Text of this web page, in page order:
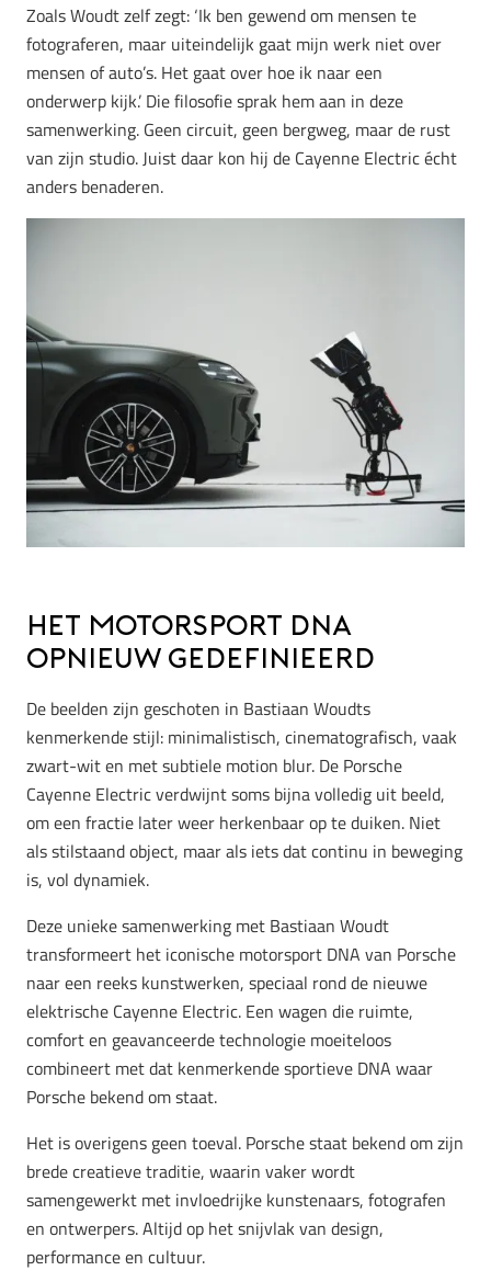
Zoals Woudt zelf zegt: ‘Ik ben gewend om mensen te
fotograferen, maar uiteindelijk gaat mijn werk niet over
mensen of auto’s. Het gaat over hoe ik naar een
onderwerp kijk.’ Die filosofie sprak hem aan in deze
samenwerking. Geen circuit, geen bergweg, maar de rust
van zijn studio. Juist daar kon hij de Cayenne Electric écht
anders benaderen.
Het Motorsport DNA
opnieuw gedefinieerd
De beelden zijn geschoten in Bastiaan Woudts
kenmerkende stijl: minimalistisch, cinematografisch, vaak
zwart-wit en met subtiele motion blur. De Porsche
Cayenne Electric verdwijnt soms bijna volledig uit beeld,
om een fractie later weer herkenbaar op te duiken. Niet
als stilstaand object, maar als iets dat continu in beweging
is, vol dynamiek.
Deze unieke samenwerking met Bastiaan Woudt
transformeert het iconische motorsport DNA van Porsche
naar een reeks kunstwerken, speciaal rond de nieuwe
elektrische Cayenne Electric. Een wagen die ruimte,
comfort en geavanceerde technologie moeiteloos
combineert met dat kenmerkende sportieve DNA waar
Porsche bekend om staat.
Het is overigens geen toeval. Porsche staat bekend om zijn
brede creatieve traditie, waarin vaker wordt
samengewerkt met invloedrijke kunstenaars, fotografen
en ontwerpers. Altijd op het snijvlak van design,
performance en cultuur.